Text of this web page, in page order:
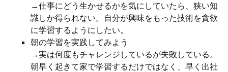
→仕事にどう生かせるかを気にしていたら、狭い知
識しか得られない。自分が興味をもった技術を貪欲
に学習するようにしたい。
朝の学習を実践してみよう
→実は何度もチャレンジしているが失敗している。
朝早く起きて家で学習するだけではなく、早く出社